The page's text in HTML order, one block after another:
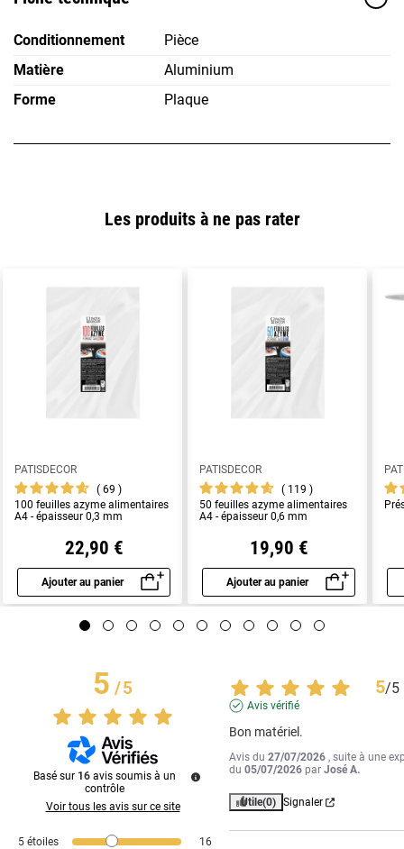
Conditionnement
Pièce
Matière
Aluminium
Forme
Plaque
Les produits à ne pas rater
PATISDECOR
69
100 feuilles azyme alimentaires
A4 - épaisseur 0,3 mm
22,90 €
Ajouter au panier
Aperçu rapide
PATISDECOR
119
50 feuilles azyme alimentaires
A4 - épaisseur 0,6 mm
19,90 €
Ajouter au panier
Aperçu rapide
5/5
Basé sur 16 avis soumis à un
contrôle
Voir tous les avis sur ce site
5 étoiles
16
5/5
Avis vérifié
Bon matériel.
Avis du27/07/2026 , suite à une
du05/07/2026 parJosé A.
Utile(0) Signaler